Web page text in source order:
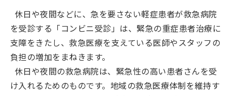
休日や夜間などに、急を要さない軽症患者が救急病院
を受診する「コンビニ受診」は、緊急の重症患者治療に
支障をきたし、救急医療を支えている医師やスタッフの
負担の増加をまねきます。
休日や夜間の救急病院は、緊急性の高い患者さんを受
け入れるためのものです。地域の救急医療体制を維持す